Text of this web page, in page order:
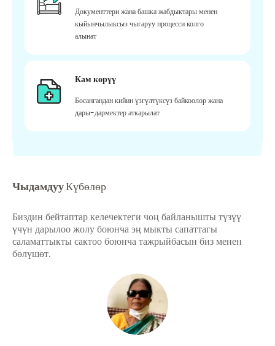
Документтери жана башка жабдыктары менен
кыйынчылыксыз чыгаруу процесси колго
алынат
Кам көрүү
Босангандан кийин үзгүлтүксүз байкоолор жана
дары-дармектер аткарылат
ЧыдамдууКүбөлөр
Биздин бейтаптар келечектеги чоң байланышты түзүү
үчүн дарылоо жолу боюнча эң мыкты сапаттагы
саламаттыкты сактоо боюнча тажрыйбасын биз менен
бөлүшөт.